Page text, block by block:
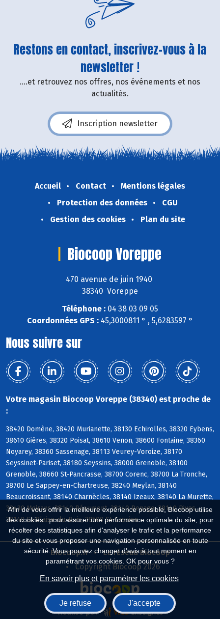
Afin de vous offrir la meilleure expérience possible, Biocoop utilise
des cookies : pour assurer une performance optimale du site, pour
récolter des statistiques afin d'analyser le trafic et la performance
du site et vous proposer une navigation personnalisée en toute
sécurité. Vous pouvez changer d'avis à tout moment en
paramétrant vos cookies. OK pour vous ?
En savoir plus et paramétrer les cookies
Je refuse J'accepte
Restons en contact, inscrivez-vous à la
newsletter !
....et retrouvez nos offres, nos événements et nos
actualités.
Inscription newsletter
Accueil Contact
Mentions légales
Protection des données
CGU
Gestion des cookies
Plan du site
Biocoop Voreppe
470 avenue de juin 1940
38340 Voreppe
Téléphone : 04 38 03 09 05
Coordonnées GPS : 45,3000811 ° , 5,6283597 °
Nous suivre sur
Votre magasin Biocoop Voreppe (38340) est proche de
:
38420 Domène, 38420 Murianette, 38130 Echirolles, 38320 Eybens,
38610 Gières, 38320 Poisat, 38610 Venon, 38600 Fontaine, 38360
Noyarey, 38360 Sassenage, 38113 Veurey-Voroize, 38170
Seyssinet-Pariset, 38180 Seyssins, 38000 Grenoble, 38100
Grenoble, 38660 St-Pancrasse, 38700 Corenc, 38700 La Tronche,
38700 Le Sappey-en-Chartreuse, 38240 Meylan, 38140
Beaucroissant, 38140 Charnècles, 38140 Izeaux, 38140 La Murette,
38430 Moirans, 38140 Réaumont, 38140 Renage, 38140 Rives,
38140 St-Blaise-du-Buis, 38500 St-Cassien
Biocoop.fr
Le réseau Biocoop
Copyright Biocoop 2026
Réalisé par